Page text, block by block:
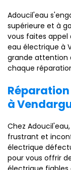
Adoucil'eau
supérieure et à
vous faites
eau électrique à
grande attention
chaque
à
Chez
frustrant et
électrique
pour vous offrir